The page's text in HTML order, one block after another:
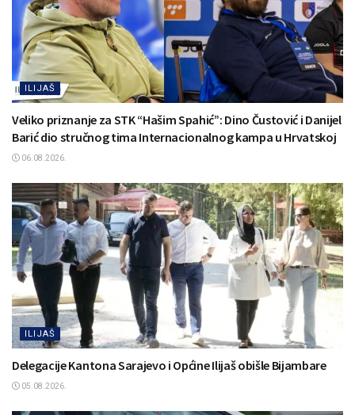
ILIJAŠ
Veliko priznanje za STK “Hašim Spahić”: Dino Čustović i Danijel
Barić dio stručnog tima Internacionalnog kampa u Hrvatskoj
06.08.2026.
ILIJAŠ
Delegacije Kantona Sarajevo i Općine Ilijaš obišle Bijambare
05.08.2026.